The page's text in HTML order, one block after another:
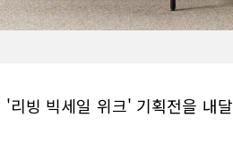
리빙 빅세일 위크' 기획전을 내달